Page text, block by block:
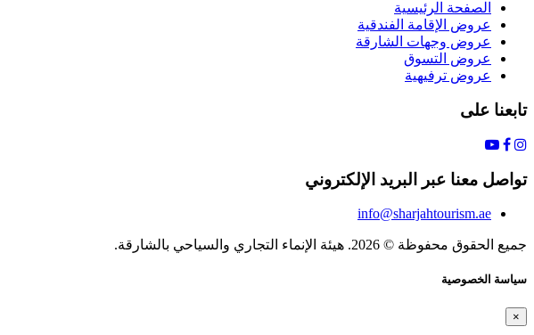
الصفحة الرئيسية
عروض الإقامة الفندقية
عروض وجهات الشارقة
عروض التسوق
عروض ترفيهية
تابعنا على
تواصل معنا عبر البريد الإلكتروني
info@sharjahtourism.ae
جميع الحقوق محفوظة © 2026. هيئة الإنماء التجاري والسياحي بالشارقة.
سياسة الخصوصية
×